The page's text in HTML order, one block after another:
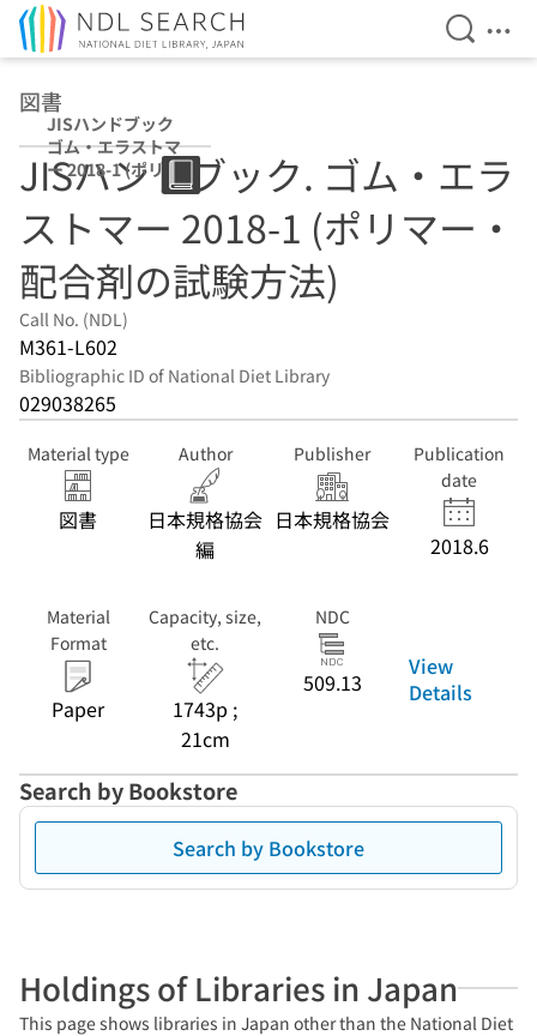
Open
図書
JISハンドブック
ゴム・エラストマ
ー 2018-1 (ポリマ
ー・配合剤の試験
方法)
JISハンドブック. ゴム・エラ
ストマー 2018-1 (ポリマー・
配合剤の試験方法)
Call No. (NDL)
M361-L602
Bibliographic ID of National Diet Library
029038265
Material type
図書
Author
日本規格協会
編
Publisher
日本規格協会
Publication
date
2018.6
Material
Format
Paper
Capacity, size,
etc.
1743p ;
21cm
NDC
509.13
View
Details
Search by Bookstore
Search by Bookstore
Holdings of Libraries in Japan
This page shows libraries in Japan other than the National Diet